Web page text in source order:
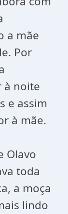
a mãe
Por
à noite
e assim
à mãe.
Olavo
toda
a moça
lindo